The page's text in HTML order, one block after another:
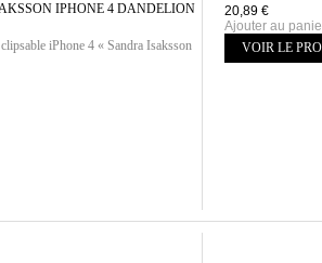
IPHONE 4 DANDELION
iPhone 4 « Sandra Isaksson
20,89 €
Ajouter au
VOIR LE